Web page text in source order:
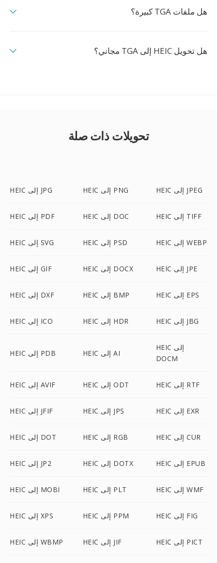
هل ملفات TGA كبيرة؟
هل تحويل HEIC إلى TGA مجاني؟
تحويلات ذات صلة
HEIC إلى JPG HEIC إلى PNG HEIC إلى JPEG
HEIC إلى PDF HEIC إلى DOC HEIC إلى TIFF
HEIC إلى SVG HEIC إلى PSD HEIC إلى WEBP
HEIC إلى GIF HEIC إلى DOCX HEIC إلى JPE
HEIC إلى DXF HEIC إلى BMP HEIC إلى EPS
HEIC إلى ICO HEIC إلى HDR HEIC إلى JBG
HEIC إلى PDB HEIC إلى AI
HEIC إلى
DOCM
HEIC إلى AVIF HEIC إلى ODT HEIC إلى RTF
HEIC إلى JFIF HEIC إلى JPS HEIC إلى EXR
HEIC إلى DOT HEIC إلى RGB HEIC إلى CUR
HEIC إلى JP2 HEIC إلى DOTX HEIC إلى EPUB
HEIC إلى MOBI HEIC إلى PLT HEIC إلى WMF
HEIC إلى XPS HEIC إلى PPM HEIC إلى FIG
HEIC إلى WBMP HEIC إلى JIF HEIC إلى PICT